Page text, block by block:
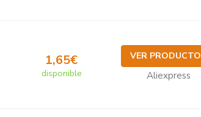
1,65€
disponible
VER PRODUCTO
Aliexpress